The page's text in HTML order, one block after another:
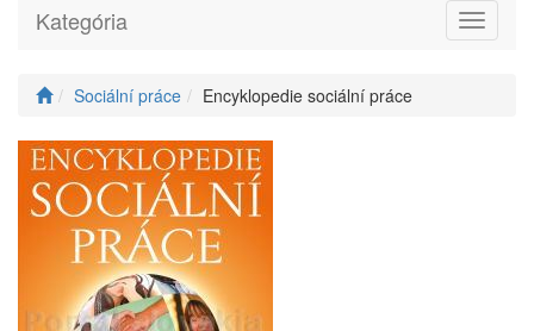
Toggle
Kategória
Sociální práce Encyklopedie sociální práce